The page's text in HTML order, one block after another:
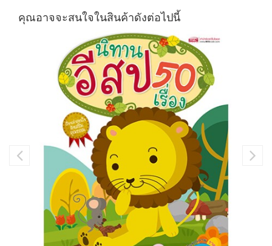
คุณอาจจะสนใจในสินค้าดังต่อไปนี้